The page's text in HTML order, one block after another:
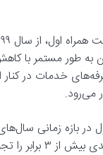
خدمات در کنار
می‌رود.
مقابل، بهای تمام